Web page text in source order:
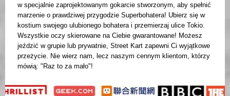
w specjalnie zaprojektowanym gokarcie stworzonym, aby spełnić
marzenie o prawdziwej przygodzie Superbohatera! Ubierz się w
kostium swojego ulubionego bohatera i przemierzaj ulice Tokio.
Wszystkie oczy skierowane na Ciebie gwarantowane! Możesz
jeździć w grupie lub prywatnie, Street Kart zapewni Ci wyjątkowe
przeżycie. Nie wierz nam, lecz naszym cennym klientom, którzy
mówią: "Raz to za mało"!